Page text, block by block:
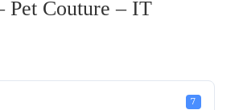
Pet Couture – IT
7